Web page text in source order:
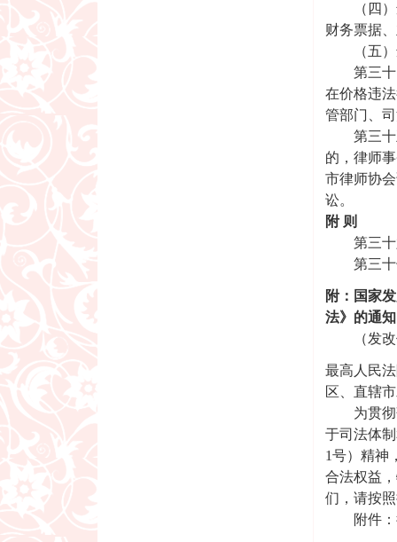
（四）违
财务票据
（五）违
第三十四
在价格违
管部门、
第三十五
的，律师
市律师协
讼。
附 则
第三十六
第三十七
附：国家
法》的通知
（发改
最高人民
区、直辖
为贯彻落
于司法体
1号）精神
合法权益
们，请按
附件：